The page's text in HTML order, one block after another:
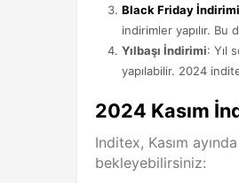
Black Friday İndirimi
indirimler yapılır.
Yılbaşı İndirimi: Yıl
yapılabilir. 2024
2024 Kasım
Inditex, Kasım
bekleyebilirsiniz: